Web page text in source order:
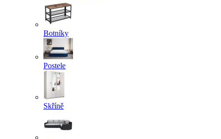
Botníky
Postele
Skříně